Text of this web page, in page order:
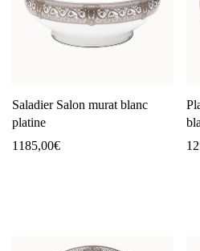
Saladier Salon murat blanc
platine
1185,00€